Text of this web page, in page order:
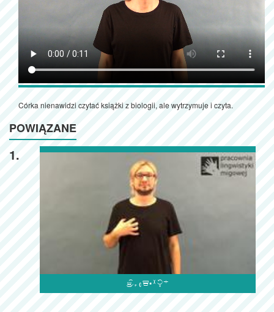
Córka nienawidzi czytać książki z biologii, ale wytrzymuje i czyta.
POWIĄZANE
1.
